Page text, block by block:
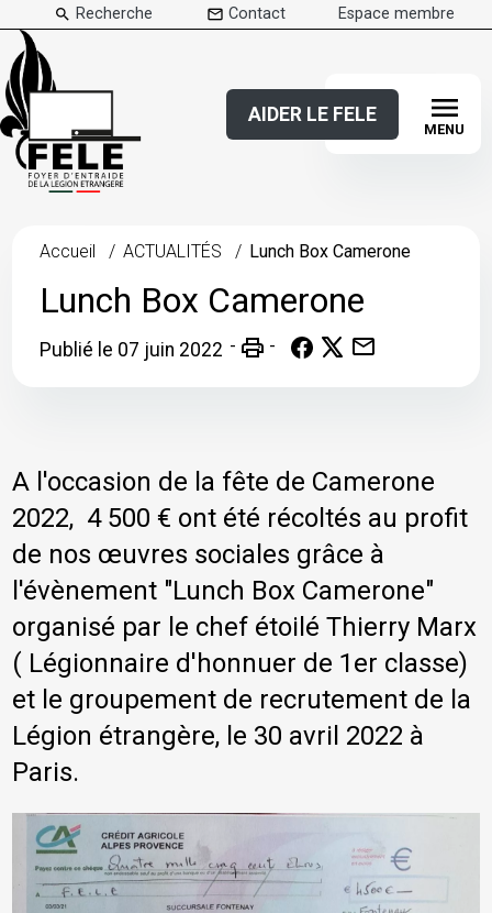
AIDER LE FELE menu
MENU
Recherche Contact Espace membre
Accueil ACTUALITÉS Lunch Box Camerone
Lunch Box Camerone
Publié le 07 juin 2022 print mail
A l'occasion de la fête de Camerone
2022, 4 500 € ont été récoltés au profit
de nos œuvres sociales grâce à
l'évènement "Lunch Box Camerone"
organisé par le chef étoilé Thierry Marx
( Légionnaire d'honnuer de 1er classe)
et le groupement de recrutement de la
Légion étrangère, le 30 avril 2022 à
Paris.